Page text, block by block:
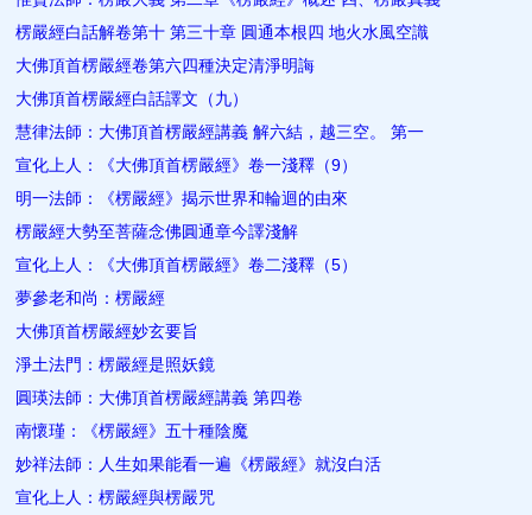
楞嚴經白話解卷第十 第三十章 圓通本根四 地火水風空識
大佛頂首楞嚴經卷第六四種決定清淨明誨
大佛頂首楞嚴經白話譯文（九）
慧律法師：大佛頂首楞嚴經講義 解六結，越三空。 第一
宣化上人：《大佛頂首楞嚴經》卷一淺釋（9）
明一法師：《楞嚴經》揭示世界和輪迴的由來
楞嚴經大勢至菩薩念佛圓通章今譯淺解
宣化上人：《大佛頂首楞嚴經》卷二淺釋（5）
夢參老和尚：楞嚴經
大佛頂首楞嚴經妙玄要旨
淨土法門：楞嚴經是照妖鏡
圓瑛法師：大佛頂首楞嚴經講義 第四卷
南懷瑾：《楞嚴經》五十種陰魔
妙祥法師：人生如果能看一遍《楞嚴經》就沒白活
宣化上人：楞嚴經與楞嚴咒